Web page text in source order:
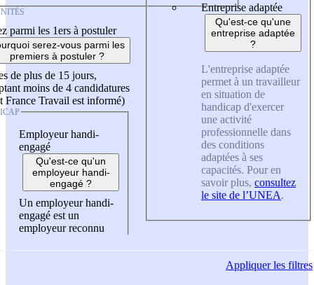
parmi les 1ers à postuler
serez-vous parmi les
premiers à postuler ?
de plus de 15 jours,
moins de 4 candidatures
France Travail est informé)
Employeur handi-
engagé
Qu'est-ce qu'un
employeur handi-
engagé ?
Un employeur handi-
engagé est un
employeur reconnu
Entreprise adaptée
Qu'est-ce qu'une
entreprise adaptée
?
L'entreprise adaptée
permet à un travailleur
en situation de
handicap d'exercer
une activité
professionnelle dans
des conditions
adaptées à ses
capacités. Pour en
savoir plus, consultez
le site de l’UNEA.
Appliquerles filtres